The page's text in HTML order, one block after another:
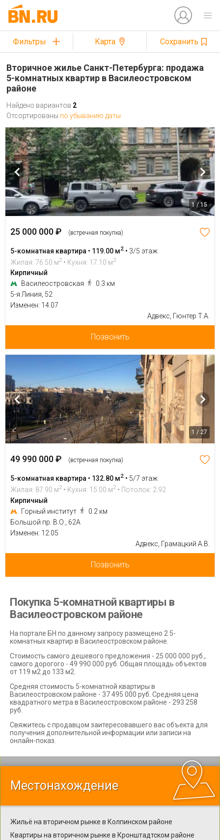
Фильтры Карта Сохранить
Вторичное жилье Санкт-Петербурга: продажа
5-комнатных квартир в Василеостровском
районе
Найдено вариантов 2
Отсортированы по убыванию даты
1 / 15
25 000 000 ₽ (встречная покупка)
5-комнатная квартира • 119.00 м2 • 3/5 этаж
Жилая: 76.50 м2 • Кухня: 17.10 м2
Кирпичный
Василеостровская
0.3 км
5-я Линия, 52
Изменен: 14.07
Адвекс, Гюнтер Т.А.
Позвонить
1 / 27
49 990 000 ₽ (встречная покупка)
5-комнатная квартира • 132.80 м2 • 5/7 этаж
Жилая: 87.90 м2 • Кухня: 15.00 м2 • Потолок: 2.92
Кирпичный
Горный институт
0.2 км
Большой пр. В.О., 62А
Изменен: 12.05
Адвекс, Грамацкий А.В.
Позвонить
Покупка 5-комнатной квартиры в
Василеостровском районе
На портале БН по данному запросу размещено 2 5-
комнатных квартир в Василеостровском районе.
Стоимость самого дешевого предложения - 25 000 000 руб.,
самого дорогого - 49 990 000 руб. Общая площадь объектов
от 119 м2 до 133 м2.
Средняя стоимость 5-комнатной квартиры в
Василеостровском районе - 37 495 000 руб. Средняя цена
квадратного метра в Василеостровском районе - 293 258
руб.
Свяжитесь с продавцом заитересовавшего вас объекта для
получения дополнительной информации или записи на
онлайн-показ.
Местонахождение
Жильё на вторичном рынке в Колпинском районе
Квартиры на вторичном рынке в Кронштадтском районе